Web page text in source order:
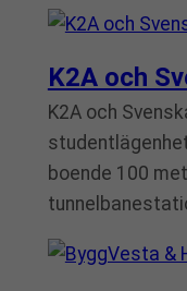
K2A och
K2A och
boende 100